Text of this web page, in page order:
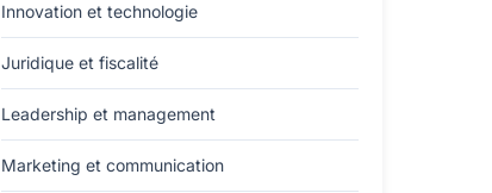
Innovation et technologie
Juridique et fiscalité
Leadership et management
Marketing et communication